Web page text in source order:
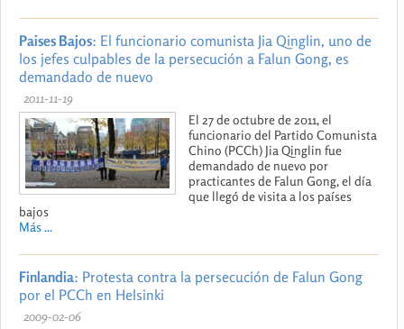
Paises Bajos: El funcionario comunista Jia Qinglin, uno de
los jefes culpables de la persecución a Falun Gong, es
demandado de nuevo
2011-11-19
El 27 de octubre de 2011, el
funcionario del Partido Comunista
Chino (PCCh) Jia Qinglin fue
demandado de nuevo por
practicantes de Falun Gong, el día
que llegó de visita a los países
bajos
Más ...
Finlandia: Protesta contra la persecución de Falun Gong
por el PCCh en Helsinki
2009-02-06